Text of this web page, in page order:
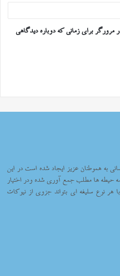
مرورگر برای زمانی که دوباره دیدگاهی
به هموطنان عزیز ایجاد شده است در این
حیطه ها مطلب جمع آوری شده ودر اختیار
هر نوع سلیغه ای بتواند جزوی از نیوکات